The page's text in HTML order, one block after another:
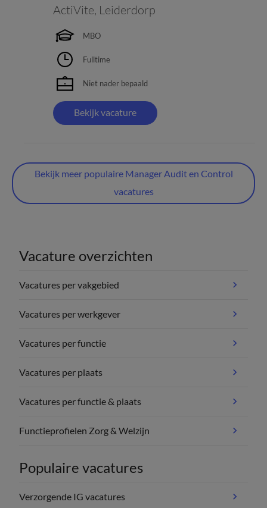
ActiVite, Leiderdorp
MBO
Fulltime
Niet nader bepaald
Bekijk vacature
Bekijk meer populaire Manager Audit en Control
vacatures
Vacature overzichten
Vacatures per vakgebied
Vacatures per werkgever
Vacatures per functie
Vacatures per plaats
Vacatures per functie & plaats
Functieprofielen Zorg & Welzijn
Populaire vacatures
Verzorgende IG vacatures